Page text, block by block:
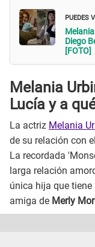
PUEDES
Diego
[FOTO]
Melania
Lucía y a
La actriz Melania
de su relación con
La recordada
larga relación
única hija que
amiga de Merly